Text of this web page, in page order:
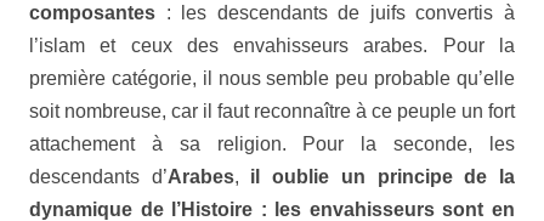
composantes : les descendants de juifs convertis à
l’islam et ceux des envahisseurs arabes. Pour la
première catégorie, il nous semble peu probable qu’elle
soit nombreuse, car il faut reconnaître à ce peuple un fort
attachement à sa religion. Pour la seconde, les
descendants d’Arabes, il oublie un principe de la
dynamique de l’Histoire : les envahisseurs sont en